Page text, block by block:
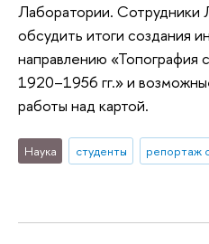
Лаборатории. Сотрудники
обсудить итоги создания
направлению «Топография
1920–1956 гг.» и
работы над картой.
Наука студенты репортаж